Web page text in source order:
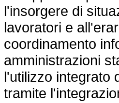
l'insorgere di
lavoratori e
coordinamento
amministrazioni
l'utilizzo integrato
tramite